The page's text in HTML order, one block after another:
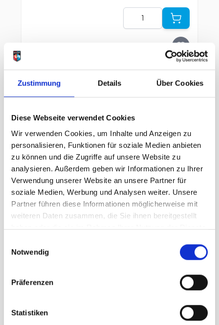
Zustimmung Details Über Cookies
Diese Webseite verwendet Cookies
Wir verwenden Cookies, um Inhalte und Anzeigen zu
personalisieren, Funktionen für soziale Medien anbieten
zu können und die Zugriffe auf unsere Website zu
analysieren. Außerdem geben wir Informationen zu Ihrer
Verwendung unserer Website an unsere Partner für
soziale Medien, Werbung und Analysen weiter. Unsere
Partner führen diese Informationen möglicherweise mit
weiteren Daten zusammen, die Sie ihnen bereitgestellt
haben oder die sie im Rahmen Ihrer Nutzung der Dienste
Notwendig
Präferenzen
Statistiken
Menge
- Den Kopf umschließendes, im
Nackenbereich tiefer gezogenes Design
für optimalen Schutz vor Steinschlag
sowie Aufprallschutz an den Seiten und
im Vorder- und Hinterkopfbereich (Petzl-
Label TOP AND SIDE PROTECTION).
Schaumstoffpolster und flexiblem
- Robuste Hybrid-Konstruktion mit einer
Innenschale aus EPP-Schaum und einer